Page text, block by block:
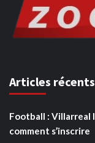
Articles récents
Football : Villarreal
comment s’inscrire